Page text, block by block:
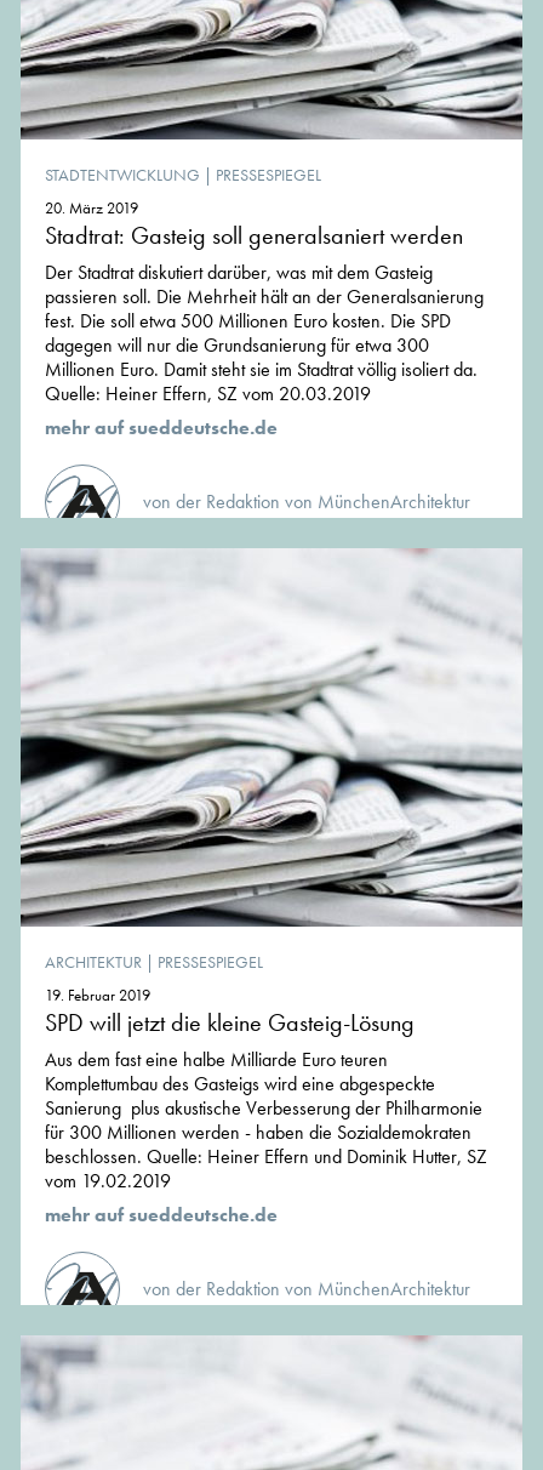
STADTENTWICKLUNG | PRESSESPIEGEL
20. März 2019
Stadtrat: Gasteig soll generalsaniert werden
Der Stadtrat diskutiert darüber, was mit dem Gasteig
passieren soll. Die Mehrheit hält an der Generalsanierung
fest. Die soll etwa 500 Millionen Euro kosten. Die SPD
dagegen will nur die Grundsanierung für etwa 300
Millionen Euro. Damit steht sie im Stadtrat völlig isoliert da.
Quelle: Heiner Effern, SZ vom 20.03.2019
mehr auf sueddeutsche.de
von der Redaktion von MünchenArchitektur
ARCHITEKTUR | PRESSESPIEGEL
19. Februar 2019
SPD will jetzt die kleine Gasteig-Lösung
Aus dem fast eine halbe Milliarde Euro teuren
Komplettumbau des Gasteigs wird eine abgespeckte
Sanierung plus akustische Verbesserung der Philharmonie
für 300 Millionen werden - haben die Sozialdemokraten
beschlossen. Quelle: Heiner Effern und Dominik Hutter, SZ
vom 19.02.2019
mehr auf sueddeutsche.de
von der Redaktion von MünchenArchitektur